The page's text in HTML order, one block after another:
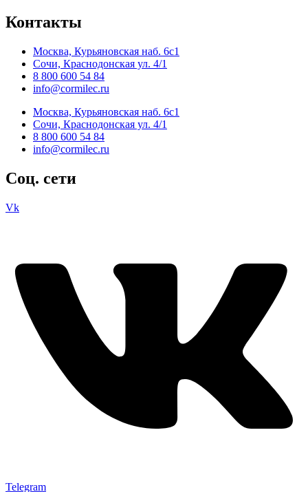
Контакты
Москва, Курьяновская наб. 6с1
Сочи, Краснодонская ул. 4/1
8 800 600 54 84
info@cormilec.ru
Москва, Курьяновская наб. 6с1
Сочи, Краснодонская ул. 4/1
8 800 600 54 84
info@cormilec.ru
Соц. сети
Vk
Telegram